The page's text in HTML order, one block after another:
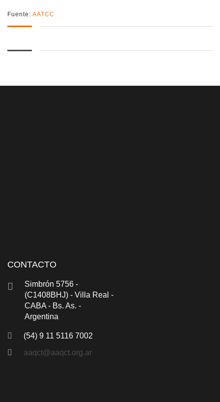
Fuente: AATCC
CONTACTO
Simbrón 5756 -
(C1408BHJ) - Villa Real -
CABA - Bs. As. -
Argentina
(54) 9 11 5116 7002
aaqct@aaqct.org.ar